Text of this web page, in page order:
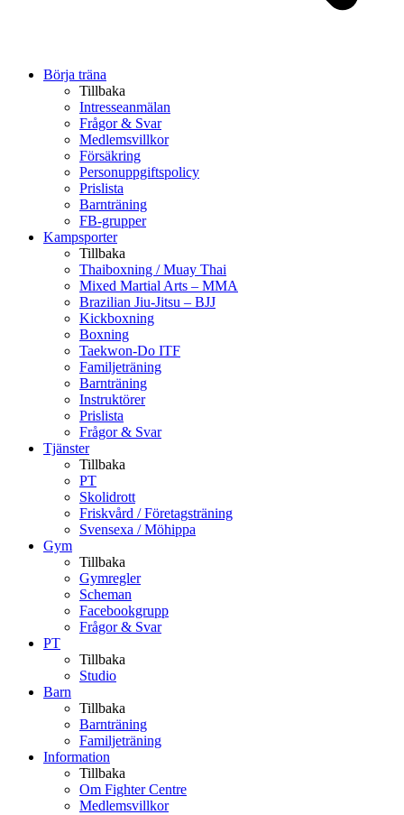
Börja träna
Tillbaka
Intresseanmälan
Frågor & Svar
Medlemsvillkor
Försäkring
Personuppgiftspolicy
Prislista
Barnträning
FB-grupper
Kampsporter
Tillbaka
Thaiboxning / Muay Thai
Mixed Martial Arts – MMA
Brazilian Jiu-Jitsu – BJJ
Kickboxning
Boxning
Taekwon-Do ITF
Familjeträning
Barnträning
Instruktörer
Prislista
Frågor & Svar
Tjänster
Tillbaka
PT
Skolidrott
Friskvård / Företagsträning
Svensexa / Möhippa
Gym
Tillbaka
Gymregler
Scheman
Facebookgrupp
Frågor & Svar
PT
Tillbaka
Studio
Barn
Tillbaka
Barnträning
Familjeträning
Information
Tillbaka
Om Fighter Centre
Medlemsvillkor